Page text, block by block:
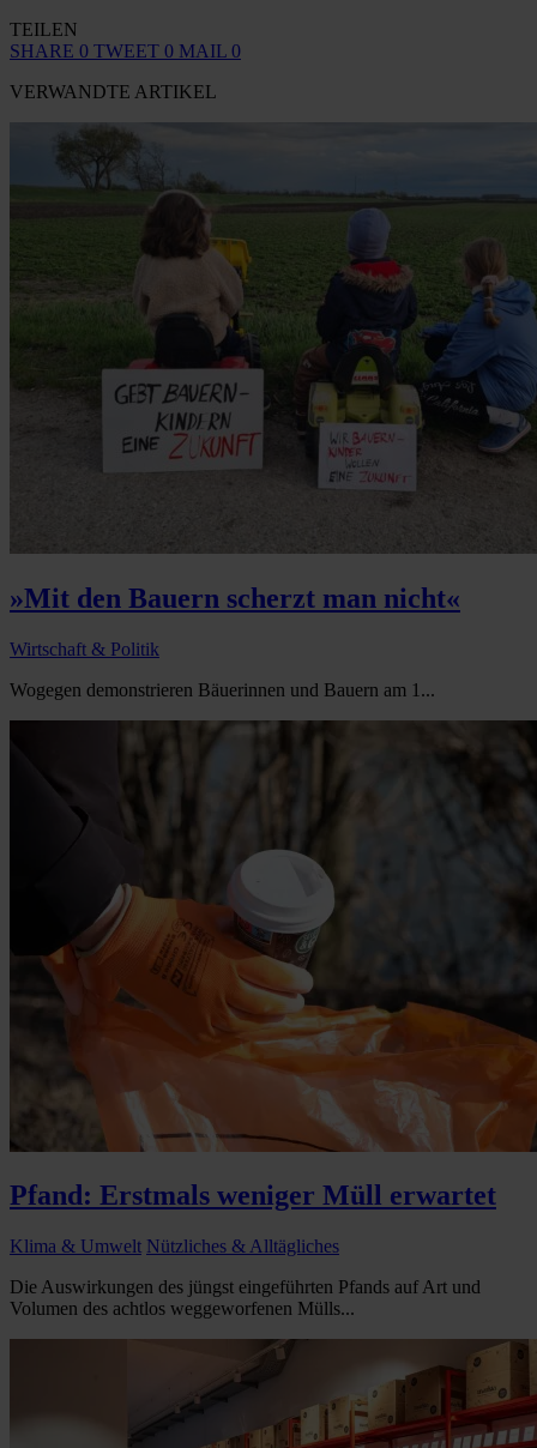
TEILEN
SHARE 0 TWEET 0 MAIL 0
VERWANDTE ARTIKEL
»Mit den Bauern scherzt man nicht«
Wirtschaft & Politik
Wogegen demonstrieren Bäuerinnen und Bauern am 1...
Pfand: Erstmals weniger Müll erwartet
Klima & Umwelt Nützliches & Alltägliches
Die Auswirkungen des jüngst eingeführten Pfands auf Art und
Volumen des achtlos weggeworfenen Mülls...